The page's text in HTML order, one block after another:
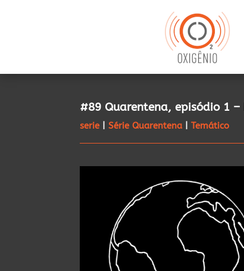
#89 Quarentena, episódio 1
serie|Série Quarentena|Temático